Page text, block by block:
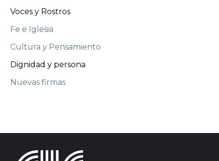
Voces y Rostros
Fe e Iglesia
Cultura y Pensamiento
Dignidad y persona
Nuevas firmas